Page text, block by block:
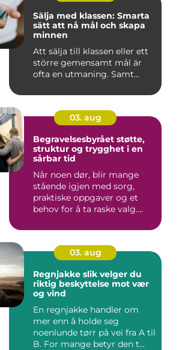
Sälja med klassen: Smarta
sätt att nå mål och skapa
minnen
Att sälja till klassen eller ett
större gemensamt mål är
ofta en utmaning. Samt...
03. aug
Begravelsesbyrået støtte,
struktur og trygghet i en
sårbar tid
Når noen dør, blir mange
stående igjen med sorg,
praktiske oppgaver og et
behov for å ta raske valg....
03. aug
Regnjakke slik velger du
riktig beskyttelse mot vær
og vind
En regnjakke handler om
mer enn å holde seg
noenlunde tørr på vei fra A til
B. For mange betyr den t...